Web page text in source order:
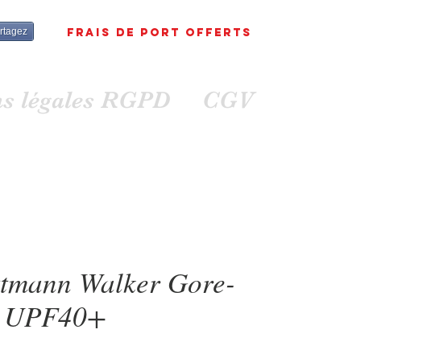
FRAIS DE PORT OFFErts
légales RGPD CGV
Walker Gore-
UPF40+